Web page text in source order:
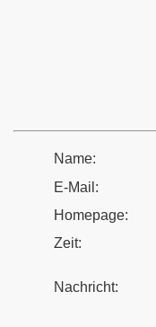
Name:
E-Mail:
Homepage:
Zeit:
Nachricht: